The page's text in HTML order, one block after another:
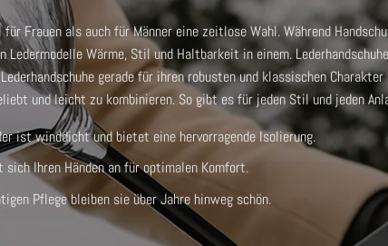
für Frauen als auch für Männer eine zeitlose Wahl. Während
Ledermodelle Wärme, Stil und Haltbarkeit in einem.
gerade für ihren robusten und klassischen
und leicht zu kombinieren. So gibt es für jeden Stil und jeden
ist winddicht und bietet eine hervorragende Isolierung.
Ihren Händen an für optimalen Komfort.
Pflege bleiben sie über Jahre hinweg schön.